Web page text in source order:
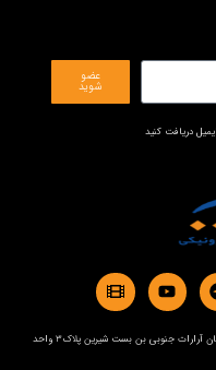
عضو
شوید
دریافت کنید
آدرس : میدان ونک خیابان خدامی بعد از پل کردستان انتهای خیابان آرارات جنوبی بن بست شیرین پلاک3 واحد